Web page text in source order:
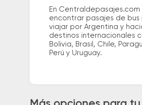
En
encontrar pasajes de bus
viajar por Argentina y
destinos internacionales
Bolivia, Brasil, Chile,
Perú y Uruguay.